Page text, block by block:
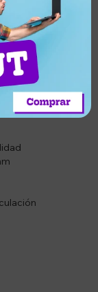
un
traba para
soportar
como